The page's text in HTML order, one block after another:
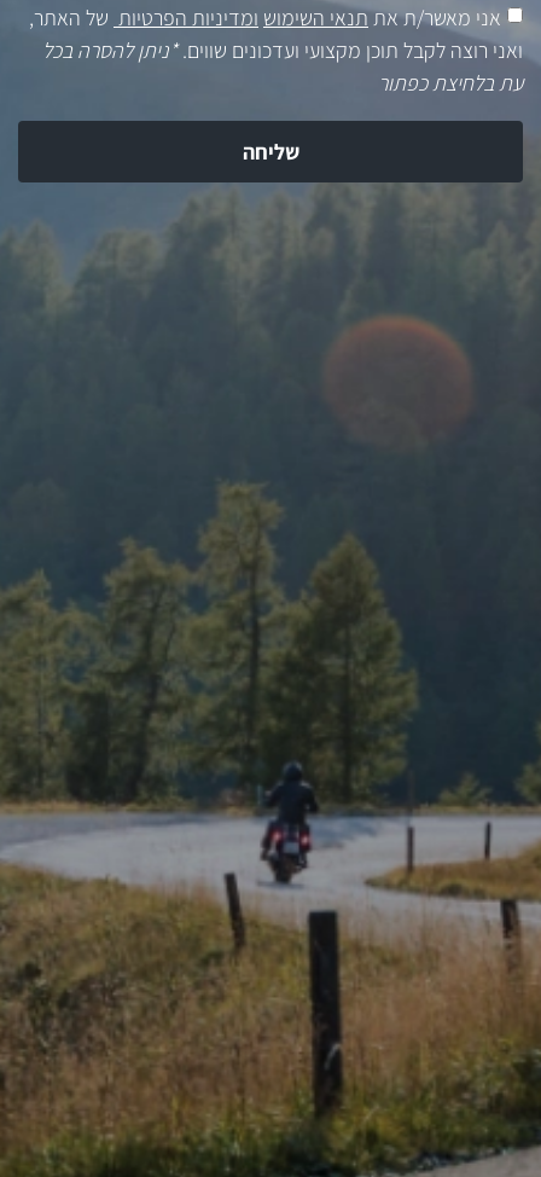
אני מאשר/ת אתתנאי השימוש ומדיניות הפרטיות של האתר,
ואני רוצה לקבל תוכן מקצועי ועדכונים שווים.*ניתן להסרה בכל
עת בלחיצת כפתור
שליחה